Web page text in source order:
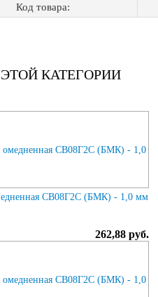
Код товара:
КАТЕГОРИИ
СВ08Г2С (БМК) - 1,0 мм
262,88 руб.